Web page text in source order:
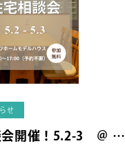
せ
会開催！5.2-3 ＠ …